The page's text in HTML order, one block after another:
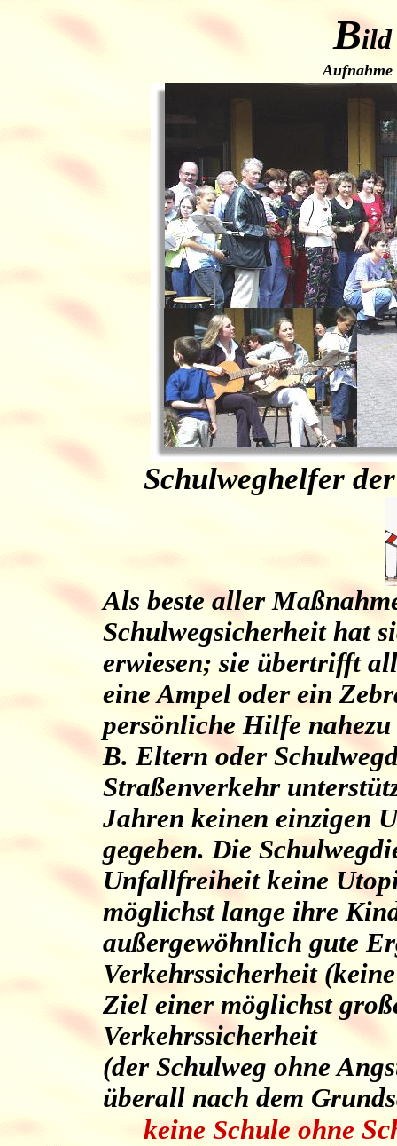
B
Aufnahme
Schulweghelfer
Als beste aller
Schulwegsicherheit hat
erwiesen; sie übertrifft
eine Ampel oder ein
persönliche Hilfe
B. Eltern oder
Straßenverkehr
Jahren keinen einzigen
gegeben. Die
Unfallfreiheit keine
möglichst lange ihre
außergewöhnlich gute
Verkehrssicherheit
Ziel einer möglichst
Verkehrssicherheit
(der Schulweg ohne
überall nach dem
keine Schule ohne